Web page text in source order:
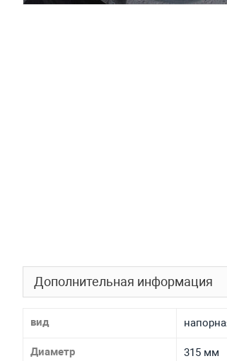
Дополнительная информация
вид
Диаметр 315 мм